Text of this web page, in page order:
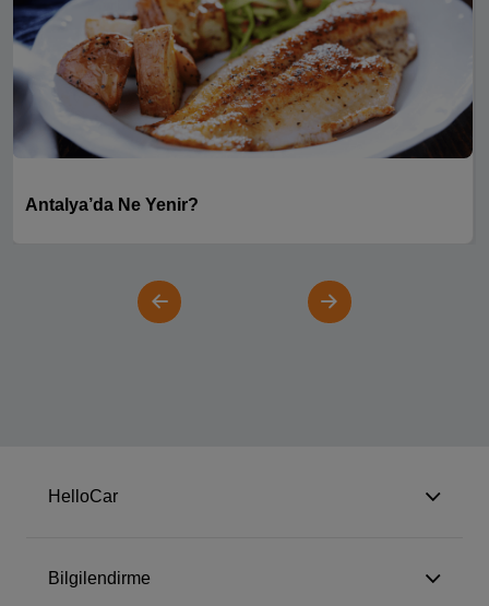
Antalya’da Ne Yenir?
HelloCar
Bilgilendirme